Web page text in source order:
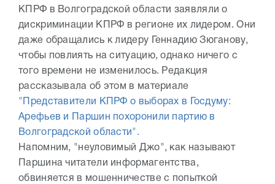
КПРФ в Волгоградской области заявляли о
дискриминации КПРФ в регионе их лидером. Они
даже обращались к лидеру Геннадию Зюганову,
чтобы повлиять на ситуацию, однако ничего с
того времени не изменилось. Редакция
рассказывала об этом в материале
"Представители КПРФ о выборах в Госдуму:
Арефьев и Паршин похоронили партию в
Волгоградской области".
Напомним, "неуловимый Джо", как называют
Паршина читатели информагентства,
обвиняется в мошенничестве с попыткой